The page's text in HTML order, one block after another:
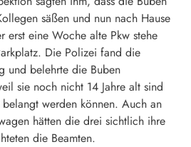
säßen und nun nach Hause
erst eine Woche alte Pkw stehe
Die Polizei fand die
und belehrte die Buben
sie noch nicht 14 Jahre alt sind
werden können. Auch an
hätten die drei sichtlich ihre
die Beamten.